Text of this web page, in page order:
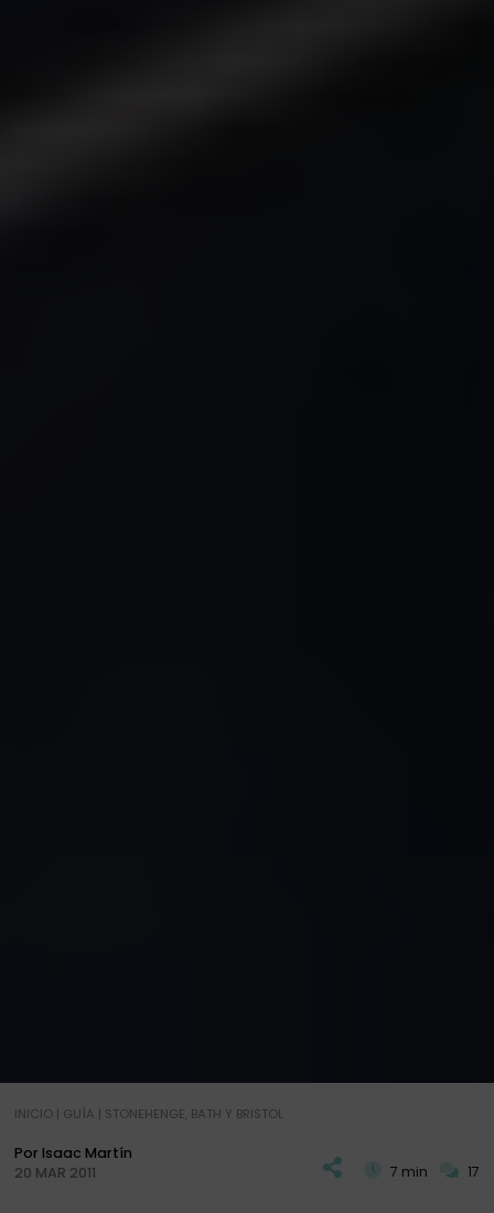
INICIO| GUÍA | STONEHENGE, BATH Y BRISTOL
Por Isaac Martín
20 MAR 2011
7 min 17